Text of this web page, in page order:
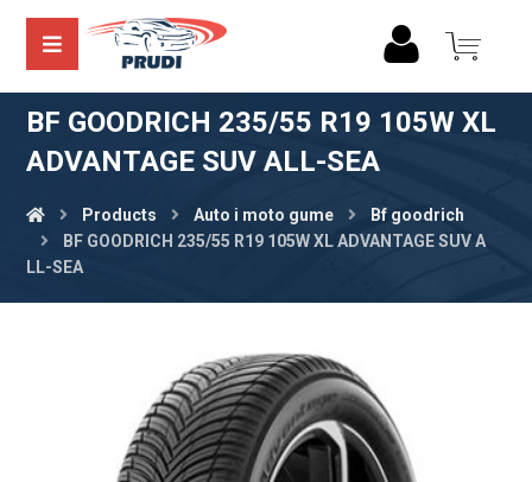
BF GOODRICH 235/55 R19 105W XL
ADVANTAGE SUV ALL-SEA
Products Auto i moto gume
Bf goodrich
BF GOODRICH 235/55 R19 105W XL ADVANTAGE SUV A
LL-SEA